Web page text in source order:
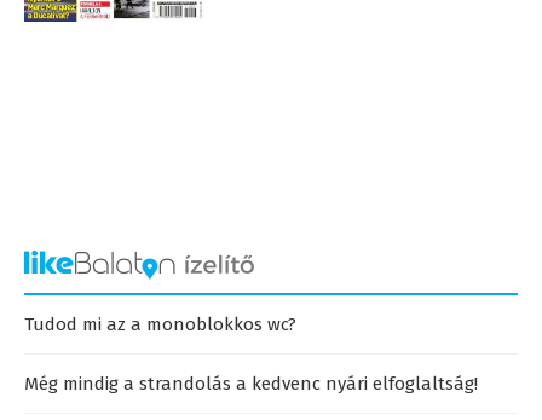
Tudod mi az a monoblokkos wc?
Még mindig a strandolás a kedvenc nyári elfoglaltság!